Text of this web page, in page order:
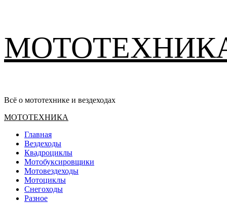
содержимому
Всё о мототехнике и вездеходах
Основное
МОТОТЕХНИКА
Главная
Вездеходы
Квадроциклы
Мотобуксировщики
Мотовездеходы
Мотоциклы
Снегоходы
Разное